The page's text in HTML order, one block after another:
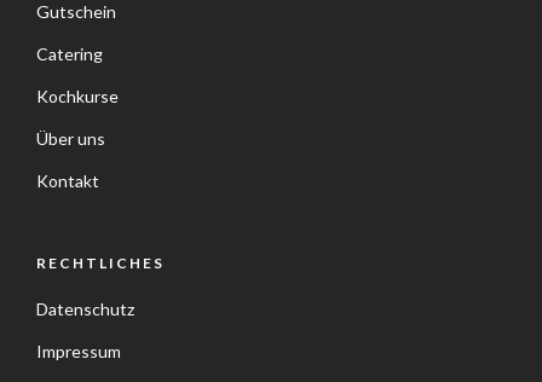
Gutschein
Catering
Kochkurse
Über uns
Kontakt
RECHTLICHES
Datenschutz
Impressum